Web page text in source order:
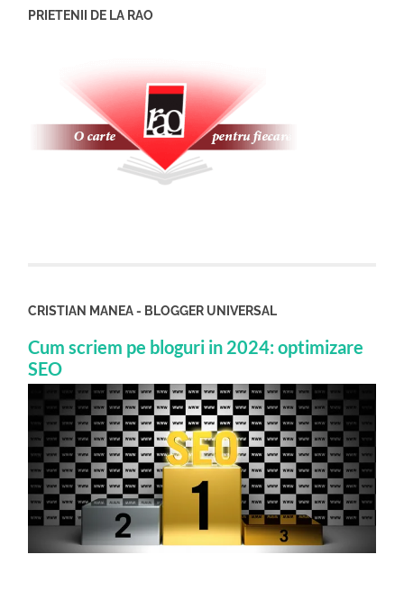
PRIETENII DE LA RAO
CRISTIAN MANEA - BLOGGER UNIVERSAL
Cum scriem pe bloguri in 2024: optimizare
SEO